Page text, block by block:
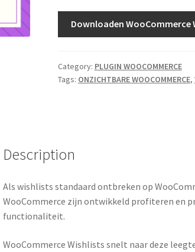
Downloaden WooCommerce
Category: PLUGIN WOOCOMMERCE
Tags: ONZICHTBARE WOOCOMMERCE,
Description
Als wishlists standaard ontbreken op
WooCommerce zijn ontwikkeld profiteren en
functionaliteit.
WooCommerce Wishlists snelt naar deze